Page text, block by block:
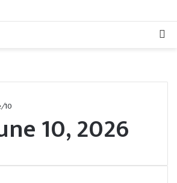
/10
10, 2026